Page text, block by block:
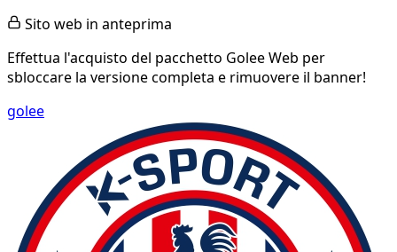
Sito web in anteprima
Effettua l'acquisto del pacchetto Golee Web per
sbloccare la versione completa e rimuovere il banner!
golee